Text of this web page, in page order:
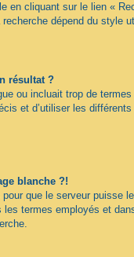
en cliquant sur le lien «
dépend du style
résultat ?
ou incluait trop de
et d’utiliser les
blanche ?!
que le serveur puisse
les termes employés et